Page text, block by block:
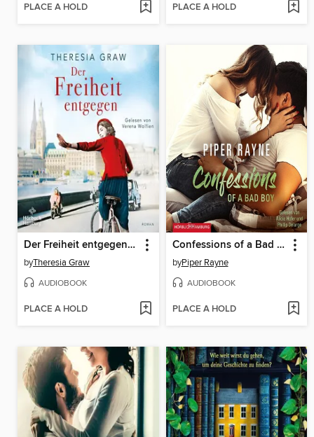
PLACE A HOLD PLACE A HOLD
Der Freiheit entgegen (Die Gutsherrin-Saga 3)
byTheresia Graw
AUDIOBOOK
PLACE A HOLD
Confessions of a Bad Boy
byPiper Rayne
AUDIOBOOK
PLACE A HOLD